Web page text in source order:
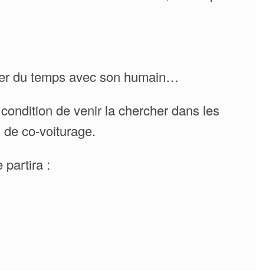
du temps avec son humain…
de venir la chercher dans les
de co-voiturage.
partira :